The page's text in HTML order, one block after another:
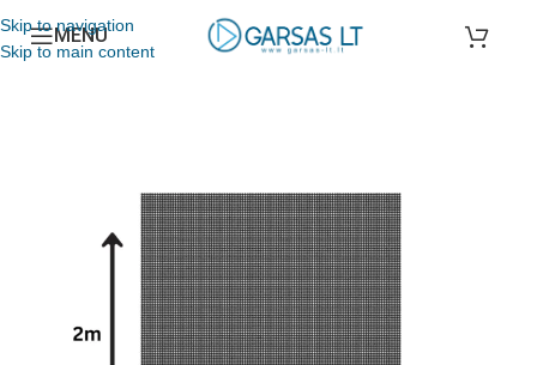
Skip to navigation
Skip to main content
MENU